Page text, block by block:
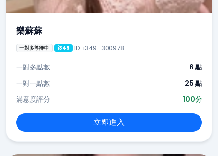
樂蘇蘇
一對多等待中 i349 ID: i349_300978
一對多點數
6 點
一對一點數
25 點
滿意度評分
100分
立即進入